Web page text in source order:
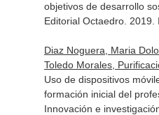
objetivos de desarrollo
Editorial Octaedro.
Diaz Noguera, Maria
Toledo Morales,
Uso de dispositivos
formación inicial del
Innovación e